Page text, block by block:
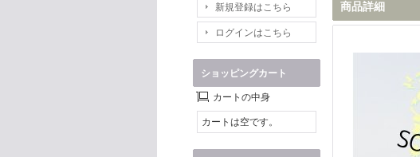
新規登録はこちら
ログインはこちら
ショッピングカート
カートの中身
カートは空です。
商品詳細